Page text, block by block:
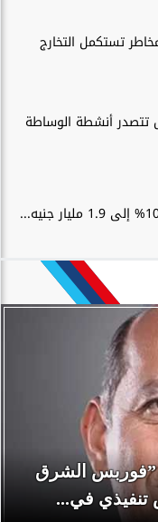
تستكمل التخارج
أنشطة الوساطة
الشرق